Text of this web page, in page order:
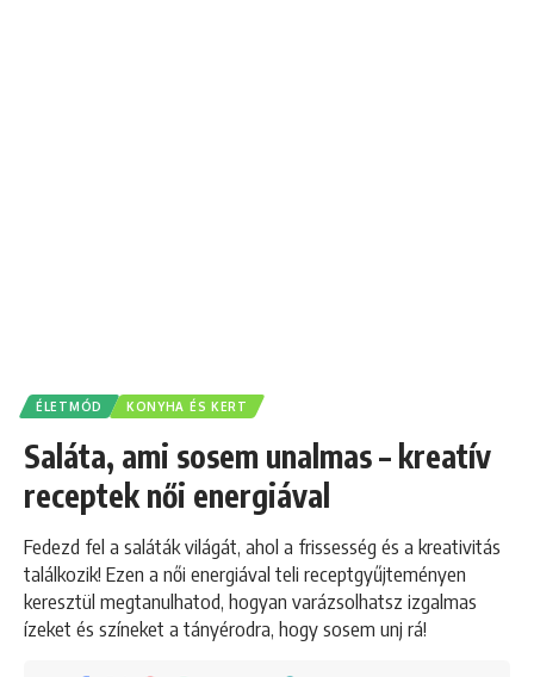
ÉLETMÓD KONYHA ÉS KERT
Saláta, ami sosem unalmas – kreatív
receptek női energiával
Fedezd fel a saláták világát, ahol a frissesség és a kreativitás
találkozik! Ezen a női energiával teli receptgyűjteményen
keresztül megtanulhatod, hogyan varázsolhatsz izgalmas
ízeket és színeket a tányérodra, hogy sosem unj rá!